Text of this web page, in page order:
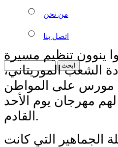
من نحن
اتصل بنا
ينوون تنظيم مسيرة
الشعب الموريتاني،
مورس على المواطن
مهرجان يوم الأحد
القادم.
الجماهير التي كانت